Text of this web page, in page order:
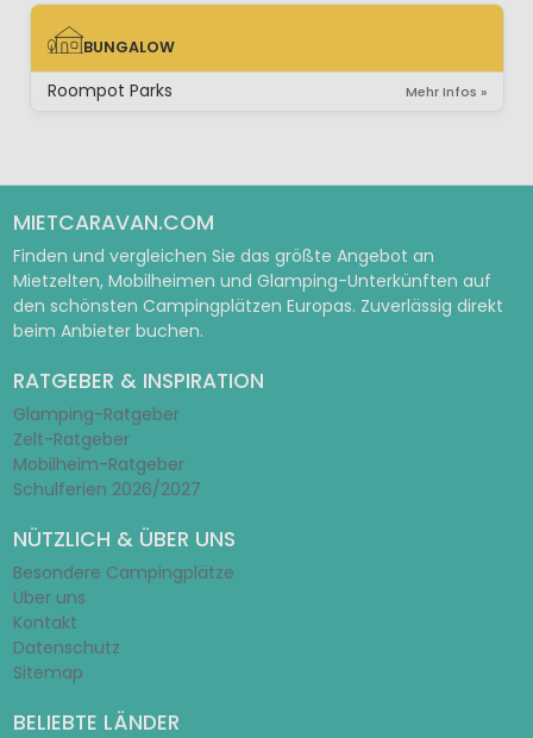
BUNGALOW
BUNGALOW
Roompot Parks Mehr Infos »
MIETCARAVAN.COM
Finden und vergleichen Sie das größte Angebot an
Mietzelten, Mobilheimen und Glamping-Unterkünften auf
den schönsten Campingplätzen Europas. Zuverlässig direkt
beim Anbieter buchen.
RATGEBER & INSPIRATION
Glamping-Ratgeber
Zelt-Ratgeber
Mobilheim-Ratgeber
Schulferien 2026/2027
NÜTZLICH & ÜBER UNS
Besondere Campingplätze
Über uns
Kontakt
Datenschutz
Sitemap
BELIEBTE LÄNDER